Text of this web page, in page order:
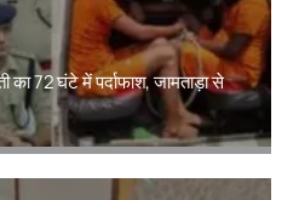
का 72 घंटे में पर्दाफाश, जामताड़ा से